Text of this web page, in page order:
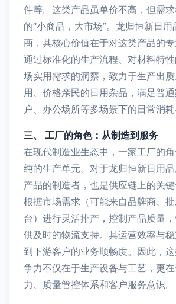
件等。这类产品虽单价不高，但需
的“小商品，大市场”。龙归恒新日
商，其核心价值在于对这类产品的
通过标准化的生产流程、对材料特
场实用需求的洞察，致力于生产出
用、价格亲民的日用杂品，满足普
户、办公场所等多场景下的日常消耗
三、 工厂的角色：从制造到服务
在现代制造业生态中，一家工厂的
纯的生产单元。对于龙归恒新日用
产品的制造者，也是供应链上的关
根据市场需求（可能来自品牌商、
台）进行灵活排产，控制产品质量
供及时的物流支持。其运营效率与
到下游客户的业务顺畅度。因此，
争力不仅在于生产设备与工艺，更
力、质量管控体系和客户服务意识。